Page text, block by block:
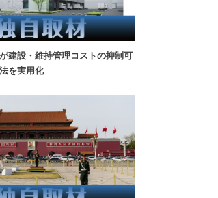
建設・維持管理コストの抑制可
を実用化